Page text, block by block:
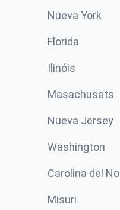
Nueva York
Florida
Ilinóis
Masachusets
Nueva Jersey
Washington
Carolina del
Misuri